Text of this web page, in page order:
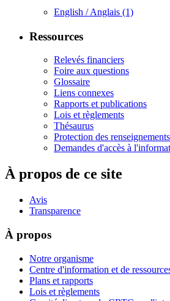
English / Anglais (1)
Ressources
Relevés financiers
Foire aux questions
Glossaire
Liens connexes
Rapports et publications
Lois et règlements
Thésaurus
Protection des
Demandes d'accès à
À propos de ce site
Avis
Transparence
À propos
Notre organisme
Centre d'information et de
Plans et rapports
Lois et règlements